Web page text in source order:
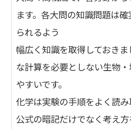
ます。各大問の知識問題は
られるよう
幅広く知識を取得しておき
な計算を必要としない生物
やすいです。
化学は実験の手順をよく読
公式の暗記だけでなく考え